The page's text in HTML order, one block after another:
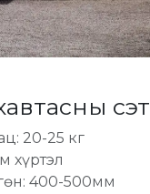
сэт
20-25 кг
хүртэл
400-500мм